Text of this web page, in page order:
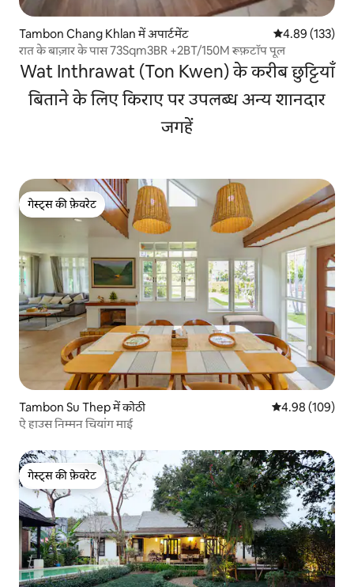
Tambon Chang Khlan में अपार्टमेंट औसत रेटिंग 5 में से
4.89 (133)
रात के बाज़ार के पास 73Sqm3BR +2BT/150M रूफ़टॉप पूल
Wat Inthrawat (Ton Kwen) के करीब छुट्टियाँ
बिताने के लिए किराए पर उपलब्ध अन्य शानदार
जगहें
गेस्ट्स की फ़ेवरेट
गेस्ट्स की फ़ेवरेट
Tambon Su Thep में कोठी औसत रेटिंग 5 में से
4.98 (109)
ऐ हाउस निम्मन चियांग माई
गेस्ट्स की फ़ेवरेट
गेस्ट्स की फ़ेवरेट